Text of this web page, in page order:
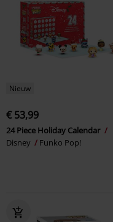
Nieuw
€ 53,99
24 Piece Holiday Calendar
Disney
Funko Pop!